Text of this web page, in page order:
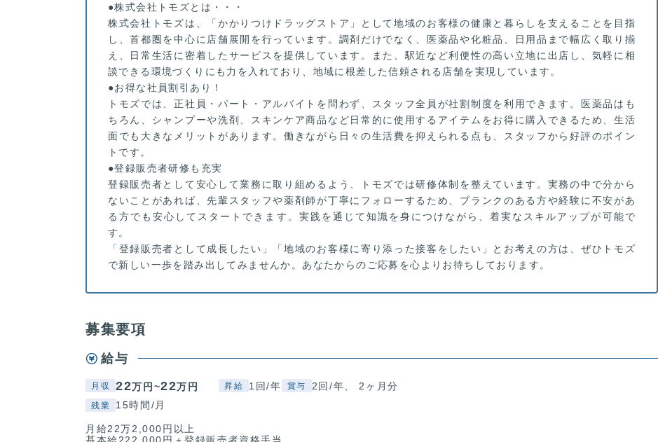
●株式会社トモズとは・・・
株式会社トモズは、「かかりつけドラッグストア」として地域のお客様の健康と暮らしを支えることを目指
し、首都圏を中心に店舗展開を行っています。調剤だけでなく、医薬品や化粧品、日用品まで幅広く取り揃
え、日常生活に密着したサービスを提供しています。また、駅近など利便性の高い立地に出店し、気軽に相
談できる環境づくりにも力を入れており、地域に根差した信頼される店舗を実現しています。
●お得な社員割引あり！
トモズでは、正社員・パート・アルバイトを問わず、スタッフ全員が社割制度を利用できます。医薬品はも
ちろん、シャンプーや洗剤、スキンケア商品など日常的に使用するアイテムをお得に購入できるため、生活
面でも大きなメリットがあります。働きながら日々の生活費を抑えられる点も、スタッフから好評のポイン
トです。
●登録販売者研修も充実
登録販売者として安心して業務に取り組めるよう、トモズでは研修体制を整えています。実務の中で分から
ないことがあれば、先輩スタッフや薬剤師が丁寧にフォローするため、ブランクのある方や経験に不安があ
る方でも安心してスタートできます。実践を通じて知識を身につけながら、着実なスキルアップが可能で
す。
「登録販売者として成長したい」「地域のお客様に寄り添った接客をしたい」とお考えの方は、ぜひトモズ
で新しい一歩を踏み出してみませんか。あなたからのご応募を心よりお待ちしております。
募集要項
給与
月収 22万円~22万円 昇給 1回/年 賞与 2回/年、 2ヶ月分
残業 15時間/月
月給22万2,000円以上